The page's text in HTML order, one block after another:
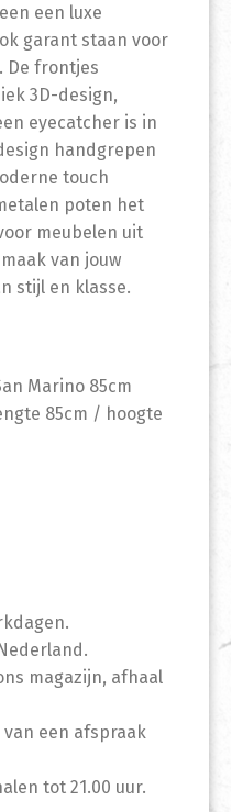
een luxe
garant staan voor
De frontjes
3D-design,
eyecatcher is in
handgrepen
touch
poten het
meubelen uit
van jouw
stijl en klasse.
Marino 85cm
85cm / hoogte
magazijn, afhaal
een afspraak
tot 21.00 uur.